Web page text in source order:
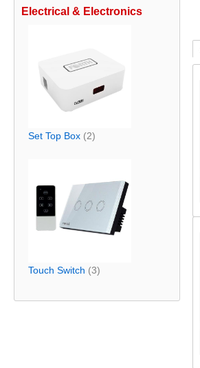
Electrical & Electronics
Set Top Box (2)
Touch Switch (3)